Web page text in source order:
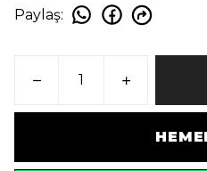
Paylaş: